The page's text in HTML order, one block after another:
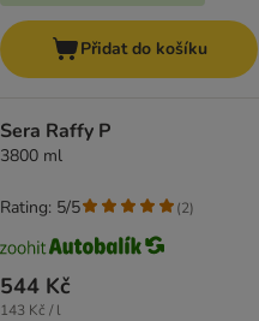
Přidat do košíku
Sera Raffy P
3800 ml
544 Kč
143 Kč / l
Rating: 5/5 (2)